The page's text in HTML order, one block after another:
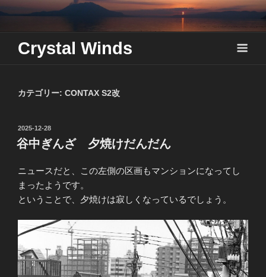
Skip
content
Crystal Winds
カテゴリー: CONTAX S2改
投
稿
日:
2025-12-28
谷中ぎんざ 夕焼けだんだん
ニュースだと、この左側の区画もマンションになってし
まったようです。
ということで、夕焼けは寂しくなっているでしょう。